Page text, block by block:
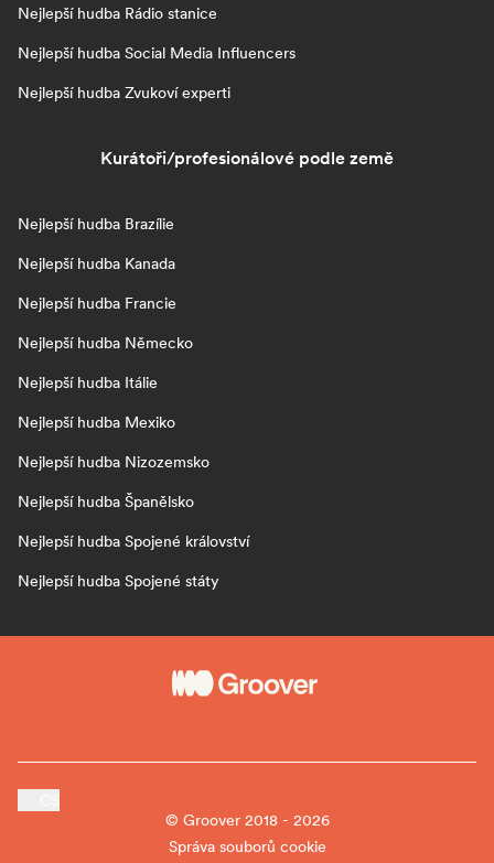
Nejlepší hudba Rádio stanice
Nejlepší hudba Social Media Influencers
Nejlepší hudba Zvukoví experti
Kurátoři/profesionálové podle země
Nejlepší hudba Brazílie
Nejlepší hudba Kanada
Nejlepší hudba Francie
Nejlepší hudba Německo
Nejlepší hudba Itálie
Nejlepší hudba Mexiko
Nejlepší hudba Nizozemsko
Nejlepší hudba Španělsko
Nejlepší hudba Spojené království
Nejlepší hudba Spojené státy
© Groover 2018 - 2026
Správa souborů cookie